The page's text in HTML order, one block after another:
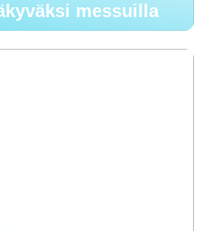
messuilla